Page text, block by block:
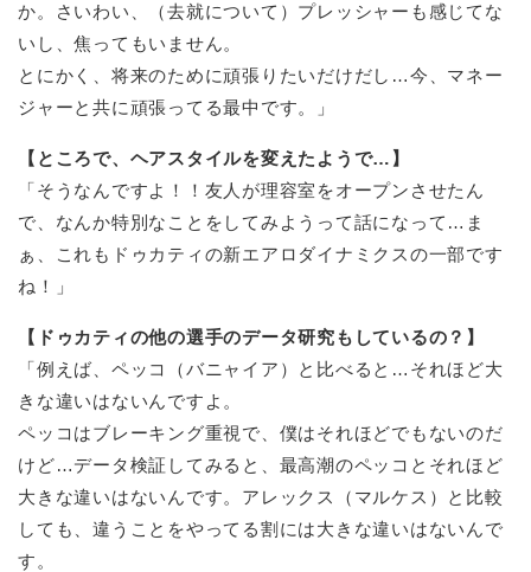
か。さいわい、（去就について）プレッシャーも感じてな
いし、焦ってもいません。
とにかく、将来のために頑張りたいだけだし…今、マネー
ジャーと共に頑張ってる最中です。」
【ところで、ヘアスタイルを変えたようで…】
「そうなんですよ！！友人が理容室をオープンさせたん
で、なんか特別なことをしてみようって話になって…ま
ぁ、これもドゥカティの新エアロダイナミクスの一部です
ね！」
【ドゥカティの他の選手のデータ研究もしているの？】
「例えば、ペッコ（バニャイア）と比べると…それほど大
きな違いはないんですよ。
ペッコはブレーキング重視で、僕はそれほどでもないのだ
けど…データ検証してみると、最高潮のペッコとそれほど
大きな違いはないんです。アレックス（マルケス）と比較
しても、違うことをやってる割には大きな違いはないんで
す。